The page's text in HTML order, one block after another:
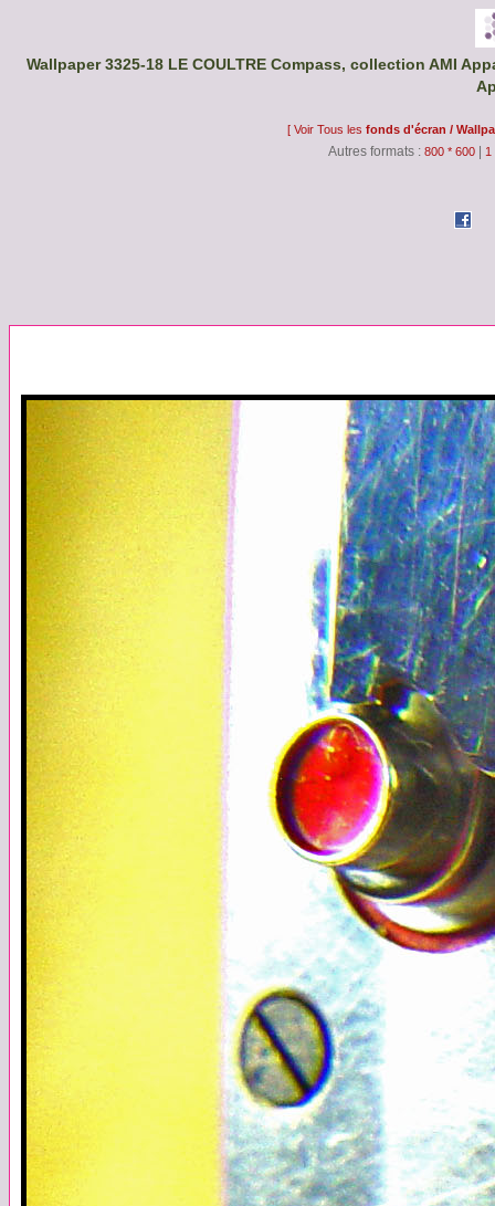
Wallpaper 3325-18 LE COULTRE Compass, collection AMI
[ Voir Tous les fonds d'écran /
Autres formats : 800 * 600 1